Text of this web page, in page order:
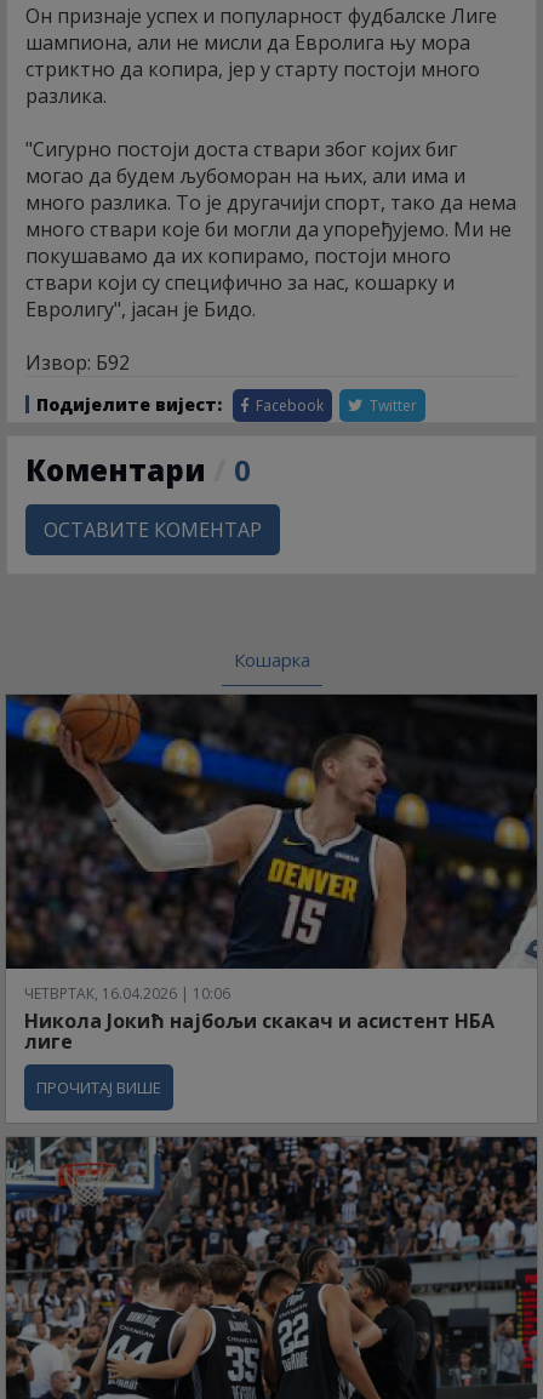
Он признаје успех и популарност фудбалске Лиге
шампиона, али не мисли да Евролига њу мора
стриктно да копира, јер у старту постоји много
разлика.
"Сигурно постоји доста ствари због којих биг
могао да будем љубоморан на њих, али има и
много разлика. То је другачији спорт, тако да нема
много ствари које би могли да упоређујемо. Ми не
покушавамо да их копирамо, постоји много
ствари који су специфично за нас, кошарку и
Евролигу", јасан је Бидо.
Извор: Б92
Подијелите вијест: Facebook Twitter
Коментари 0
ОСТАВИТЕ КОМЕНТАР
Кошарка
ЧЕТВРТАК, 16.04.2026 | 10:06
Никола Јокић најбољи скакач и асистент НБА
лиге
ПРОЧИТАЈ ВИШЕ